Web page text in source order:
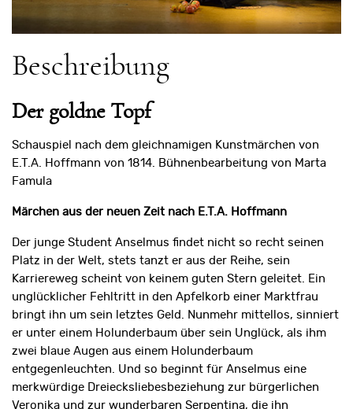
Beschreibung
Der goldne Topf
Schauspiel nach dem gleichnamigen Kunstmärchen von
E.T.A. Hoffmann von 1814. Bühnenbearbeitung von Marta
Famula
Märchen aus der neuen Zeit nach E.T.A. Hoffmann
Der junge Student Anselmus findet nicht so recht seinen
Platz in der Welt, stets tanzt er aus der Reihe, sein
Karriereweg scheint von keinem guten Stern geleitet. Ein
unglücklicher Fehltritt in den Apfelkorb einer Marktfrau
bringt ihn um sein letztes Geld. Nunmehr mittellos, sinniert
er unter einem Holunderbaum über sein Unglück, als ihm
zwei blaue Augen aus einem Holunderbaum
entgegenleuchten. Und so beginnt für Anselmus eine
merkwürdige Dreiecksliebesbeziehung zur bürgerlichen
Veronika und zur wunderbaren Serpentina, die ihn